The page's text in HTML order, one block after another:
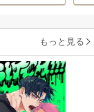
もっと見る